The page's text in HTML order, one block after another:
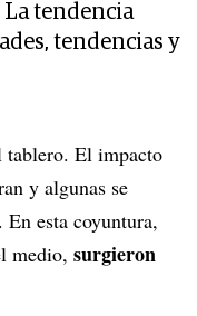
La tendencia
tendencias y
tablero. El impacto
y algunas se
esta coyuntura,
medio, surgieron